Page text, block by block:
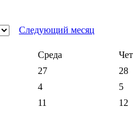
Следующий месяц
Среда
27
28
4
5
11
12